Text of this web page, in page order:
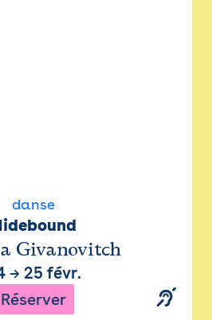
danse
Givanovitch
→ 25 févr.
Réserver